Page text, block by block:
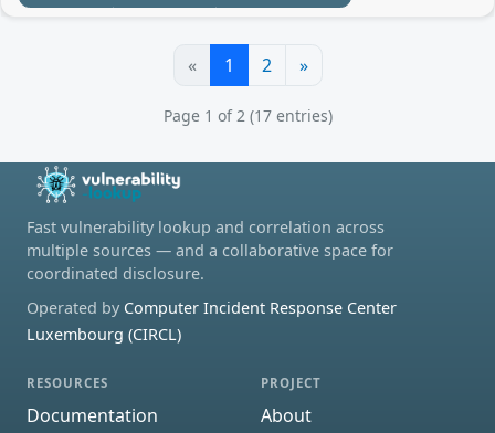
« 1 2 »
Page 1 of 2 (17 entries)
Fast vulnerability lookup and correlation across
multiple sources — and a collaborative space for
coordinated disclosure.
Operated by Computer Incident Response Center
Luxembourg (CIRCL)
RESOURCES
Documentation
PROJECT
About